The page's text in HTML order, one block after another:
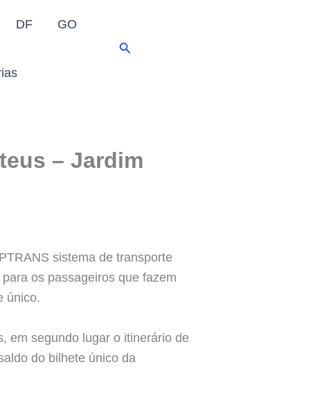
DF GO
Pesquisar
– Jardim
sistema de transporte
os passageiros que fazem
único.
em segundo lugar o itinerário de
do bilhete único da